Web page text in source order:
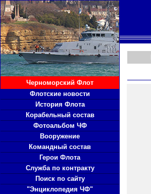
Черноморский Флот
Флотские новости
История Флота
Корабельный состав
Фотоальбом ЧФ
Вооружение
Командный состав
Герои Флота
Служба по контракту
Поиск по сайту
"Энциклопедия ЧФ"